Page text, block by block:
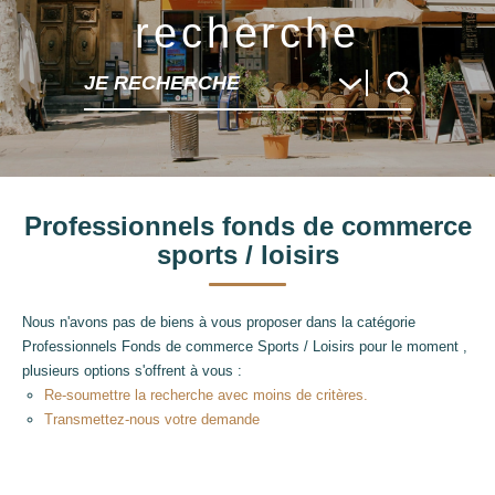
recherche
JE RECHERCHE
Professionnels fonds de commerce
sports / loisirs
Nous n'avons pas de biens à vous proposer dans la catégorie
Professionnels Fonds de commerce Sports / Loisirs pour le moment ,
plusieurs options s'offrent à vous :
Re-soumettre la recherche avec moins de critères.
Transmettez-nous votre demande